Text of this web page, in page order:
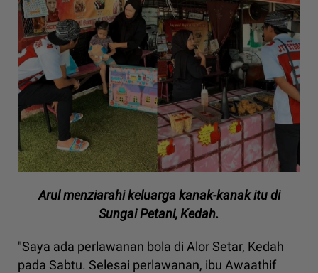
Arul menziarahi keluarga kanak-kanak itu di
Sungai Petani, Kedah.
"Saya ada perlawanan bola di Alor Setar, Kedah
pada Sabtu. Selesai perlawanan, ibu Awaathif